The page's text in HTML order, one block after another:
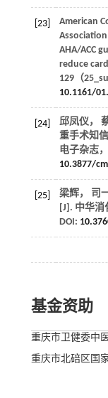
[23]
American
Association
AHA/ACC
reduce
129（
10.1161/
[24] 邱凤仪，
重手术知
电子杂志，
10.3877/
[25]
梁辉， 司
[J]. 中华消
DOI:
基金资助
重庆市卫健委中
重庆市北碚区国